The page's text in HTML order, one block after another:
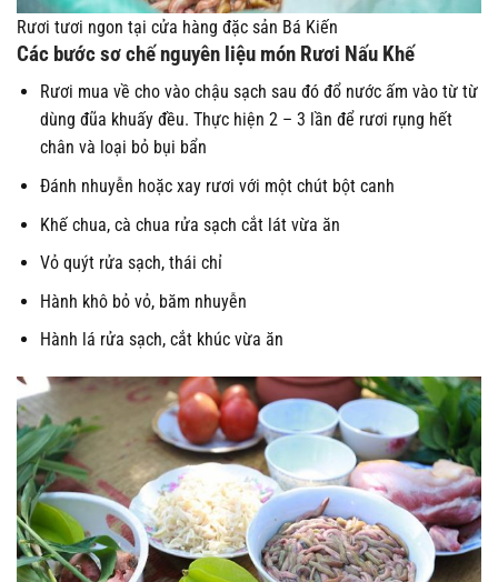
Rươi tươi ngon tại cửa hàng đặc sản Bá Kiến
Các bước sơ chế nguyên liệu món Rươi Nấu Khế
Rươi mua về cho vào chậu sạch sau đó đổ nước ấm vào từ từ
dùng đũa khuấy đều. Thực hiện 2 – 3 lần để rươi rụng hết
chân và loại bỏ bụi bẩn
Đánh nhuyễn hoặc xay rươi với một chút bột canh
Khế chua, cà chua rửa sạch cắt lát vừa ăn
Vỏ quýt rửa sạch, thái chỉ
Hành khô bỏ vỏ, băm nhuyễn
Hành lá rửa sạch, cắt khúc vừa ăn